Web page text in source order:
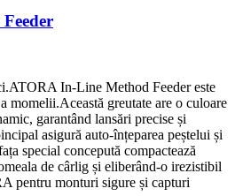
In-Line Method Feeder este
momelii.Această greutate are o culoare
garantând lansări precise și
asigură auto-înțeparea peștelui și
special concepută compactează
de cârlig și eliberând-o irezistibil
pentru monturi sigure și capturi